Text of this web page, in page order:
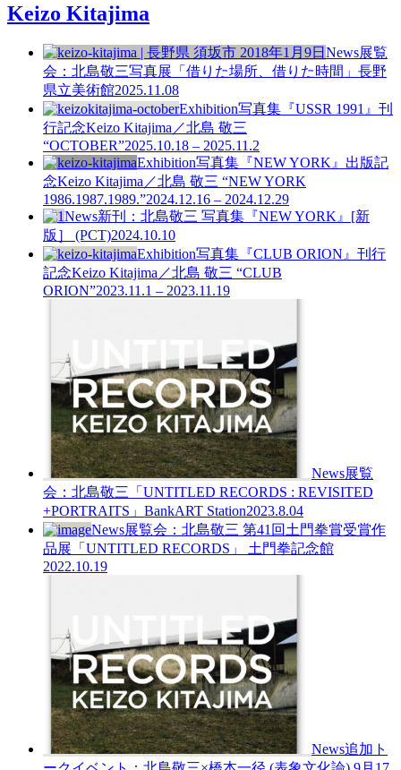
Keizo Kitajima
News展覧
会：北島敬三写真展「借りた場所、借りた時間」長野
県立美術館2025.11.08
Exhibition写真集『USSR 1991』刊
行記念Keizo Kitajima／北島 敬三
“OCTOBER”2025.10.18 – 2025.11.2
Exhibition写真集『NEW YORK』出版記
念Keizo Kitajima／北島 敬三 “NEW YORK
1986.1987.1989.”2024.12.16 – 2024.12.29
News新刊：北島敬三 写真集『NEW YORK』[新
版］ (PCT)2024.10.10
Exhibition写真集『CLUB ORION』刊行
記念Keizo Kitajima／北島 敬三 “CLUB
ORION”2023.11.1 – 2023.11.19
News展覧
会：北島敬三「UNTITLED RECORDS : REVISITED
+PORTRAITS」BankART Station2023.8.04
News展覧会：北島敬三 第41回土門拳賞受賞作
品展「UNTITLED RECORDS」 土門拳記念館
2022.10.19
News追加ト